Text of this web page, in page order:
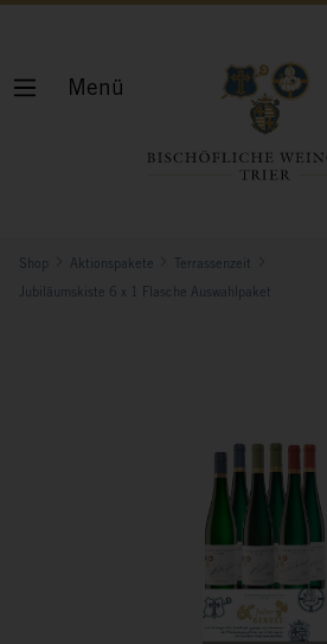
Shop Aktionspakete Terrassenzeit
Jubiläumskiste 6 x 1 Flasche Auswahlpaket
Menü